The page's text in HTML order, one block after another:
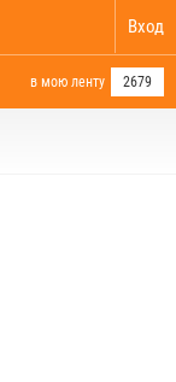
Вход
в мою ленту 2679